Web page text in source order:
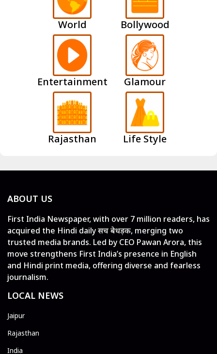
World Bollywood
Entertainment Glamour
Rajasthan Life Style
ABOUT US
First India Newspaper, with over 7 million readers, has
acquired the Hindi daily सच बेधड़क, merging two
trusted media brands. Led by CEO Pawan Arora, this
move strengthens First India’s presence in English
and Hindi print media, offering diverse and fearless
journalism.
LOCAL NEWS
Jaipur
Rajasthan
India